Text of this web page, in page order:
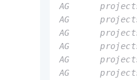
AG
AG
AG
AG
AG
AG